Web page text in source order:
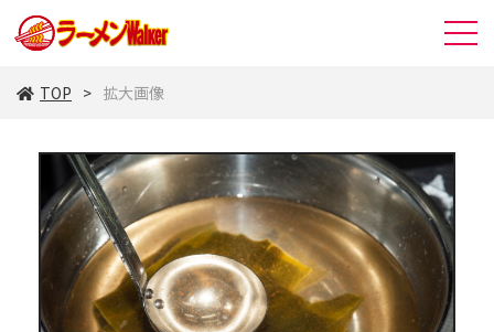
TOP 拡大画像